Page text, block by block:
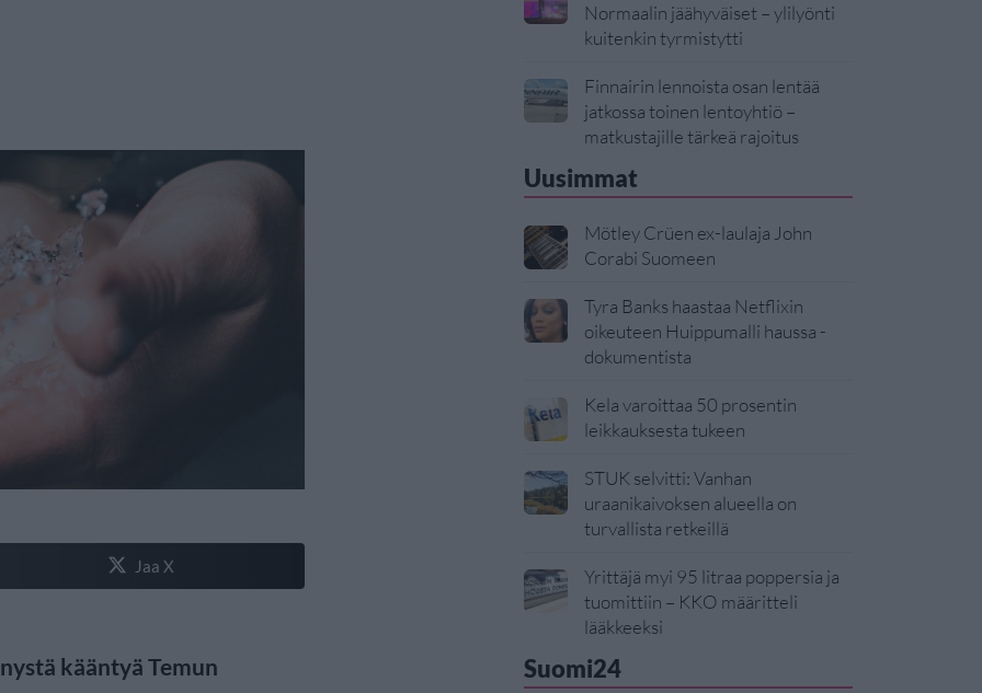
Jaa X
kääntyä Temun
Normaalin jäähyväiset – ylilyönti
kuitenkin tyrmistytti
Finnairin lennoista osan lentää
jatkossa toinen lentoyhtiö –
matkustajille tärkeä rajoitus
Uusimmat
Mötley Crüen ex-laulaja John
Corabi Suomeen
Tyra Banks haastaa Netflixin
oikeuteen Huippumalli haussa -
dokumentista
Kela varoittaa 50 prosentin
leikkauksesta tukeen
STUK selvitti: Vanhan
uraanikaivoksen alueella on
turvallista retkeillä
Yrittäjä myi 95 litraa poppersia ja
tuomittiin – KKO määritteli
lääkkeeksi
Suomi24